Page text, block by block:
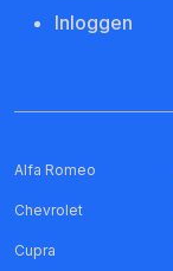
Inloggen
Alfa Romeo
Chevrolet
Cupra